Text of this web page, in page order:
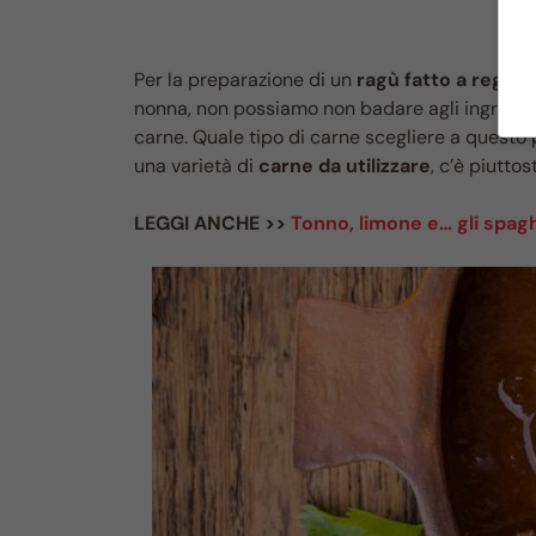
Per la preparazione di un ragù fatto a regola
nonna, non possiamo non badare agli
carne. Quale tipo di carne scegliere a
una varietà di carne da utilizzare, c’è
LEGGI ANCHE >> Tonno, limone e… gli